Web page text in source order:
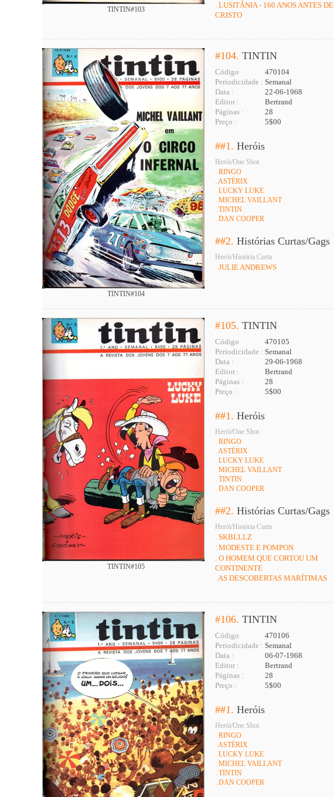
TINTIN#103
. LUSITÂNIA - 160 ANOS ANTES DE
CRISTO
TINTIN#104
#104. TINTIN
Código
470104
Periodicidade : Semanal
Data :
22-06-1968
Editor :
Bertrand
Páginas :
28
Preço :
5$00
##1. Heróis
Herói/One Shot
. RINGO
. ASTÉRIX
. LUCKY LUKE
. MICHEL VAILLANT
. TINTIN
. DAN COOPER
##2. Histórias Curtas/Gags
Herói/História Curta
. JULIE ANDREWS
TINTIN#105
#105. TINTIN
Código
470105
Periodicidade : Semanal
Data :
29-06-1968
Editor :
Bertrand
Páginas :
28
Preço :
5$00
##1. Heróis
Herói/One Shot
. RINGO
. ASTÉRIX
. LUCKY LUKE
. MICHEL VAILLANT
. TINTIN
. DAN COOPER
##2. Histórias Curtas/Gags
Herói/História Curta
. SKBLLLZ
. MODESTE E POMPON
. O HOMEM QUE CORTOU UM
CONTINENTE
. AS DESCOBERTAS MARÍTIMAS
#106. TINTIN
Código
470106
Periodicidade : Semanal
Data :
06-07-1968
Editor :
Bertrand
Páginas :
28
Preço :
5$00
##1. Heróis
Herói/One Shot
. RINGO
. ASTÉRIX
. LUCKY LUKE
. MICHEL VAILLANT
. TINTIN
. DAN COOPER